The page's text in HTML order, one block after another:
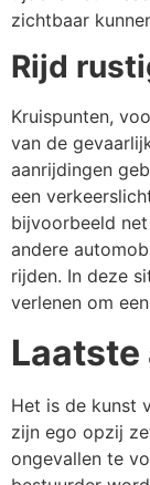
zichtbaar
Rijd
Kruispunten,
van de
aanrijdingen
een
bijvoorbeeld
andere
rijden. In deze
verlenen om
Het is de kunst
zijn ego opzij
ongevallen te